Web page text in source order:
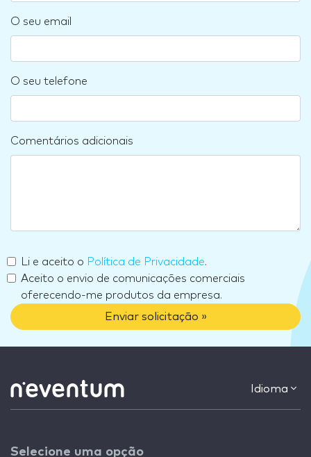
O seu email
O seu telefone
Comentários adicionais
Li e aceito o Política de Privacidade.
Aceito o envio de comunicações comerciais
oferecendo-me produtos da empresa.
Enviar solicitação »
Idioma
Selecione uma opção